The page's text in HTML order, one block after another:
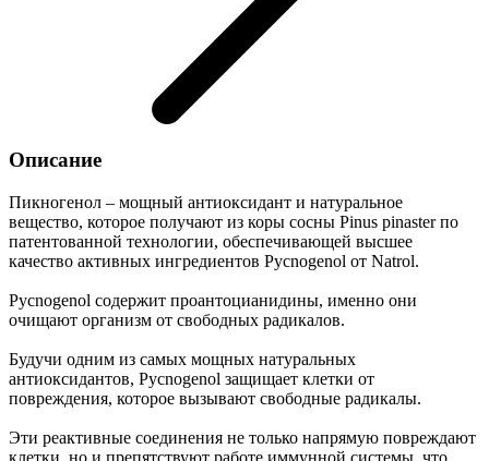
Описание
Пикногенол – мощный антиоксидант и натуральное
вещество, которое получают из коры сосны Pinus pinaster по
патентованной технологии, обеспечивающей высшее
качество активных ингредиентов Pycnogenol от Natrol.
Pycnogenol содержит проантоцианидины, именно они
очищают организм от свободных радикалов.
Будучи одним из самых мощных натуральных
антиоксидантов, Pycnogenol защищает клетки от
повреждения, которое вызывают свободные радикалы.
Эти реактивные соединения не только напрямую повреждают